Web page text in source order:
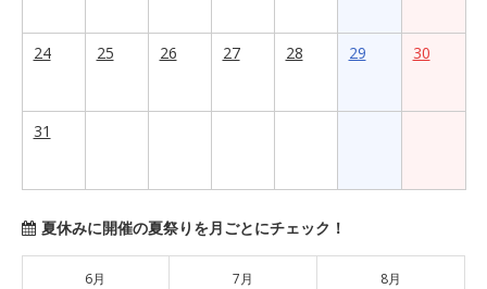
24 25 26 27 28 29 30
31
夏休みに開催の夏祭りを月ごとにチェック！
6月 7月 8月